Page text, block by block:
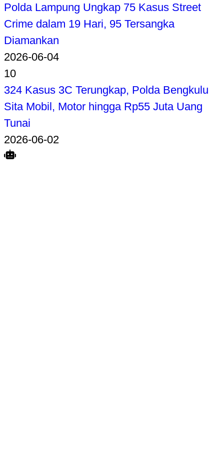
Polda Lampung Ungkap 75 Kasus Street
Crime dalam 19 Hari, 95 Tersangka
Diamankan
2026-06-04
10
324 Kasus 3C Terungkap, Polda Bengkulu
Sita Mobil, Motor hingga Rp55 Juta Uang
Tunai
2026-06-02